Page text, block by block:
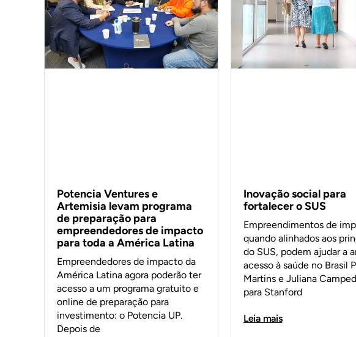
Potencia Ventures e
Artemisia levam programa
de preparação para
empreendedores de impacto
para toda a América Latina
Empreendedores de impacto da
América Latina agora poderão ter
acesso a um programa gratuito e
online de preparação para
investimento: o Potencia UP.
Depois de
Inovação social para
fortalecer o SUS
Empreendimentos de
quando alinhados aos
do SUS, podem ajudar a
acesso à saúde no Brasil
Martins e Juliana
para Stanford
Leia mais